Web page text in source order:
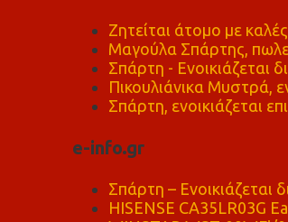
Ζητείται άτομο με
Μαγούλα Σπάρτης,
Σπάρτη - Ενοικιάζεται
Πικουλιάνικα Μυστρά,
Σπάρτη, ενοικιάζεται
e-info.gr
Σπάρτη – Ενοικιάζεται
HISENSE CA35LR03G